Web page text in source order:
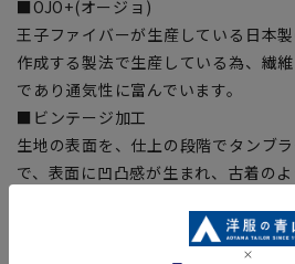
■OJO+(オージョ)
王子ファイバーが生産している日本
作成する製法で生産している為、繊
であり通気性に富んでいます。
■ビンテージ加工
生地の表面を、仕上の段階でタンブ
で、表面に凹凸感が生まれ、古着の
【シルエット】《細め(スリム)》 (当